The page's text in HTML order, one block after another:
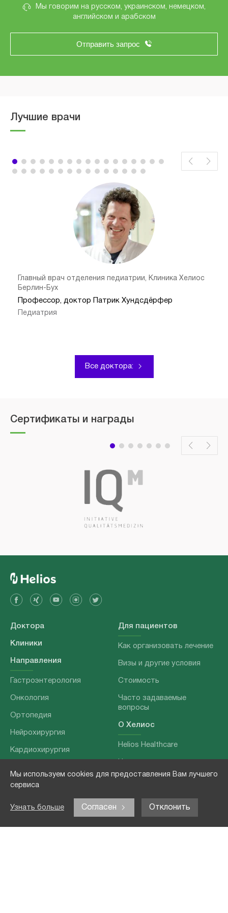
Мы используем cookies для предоставления Вам лучшего
сервиса
Узнать больше Согласен Отклонить
Мы говорим на русском, украинском, немецком,
английском и арабском
Отправить запрос
Лучшие врачи
Главный врач отделения педиатрии, Клиника Хелиос
Берлин-Бух
Профессор, доктор Патрик Хундсдёрфер
Педиатрия
Все доктора:
Сертификаты и награды
Доктора
Клиники
Направления
Гастроэнтерология
Онкология
Ортопедия
Нейрохирургия
Кардиохирургия
Хирургия позвоночника
Для пациентов
Как организовать лечение
Визы и другие условия
Стоимость
Часто задаваемые
вопросы
О Хелиос
Helios Healthcare
О нашей команде
Выходные данные